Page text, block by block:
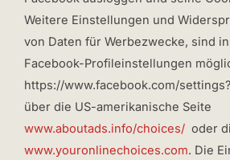
Weitere Einstellungen und
von Daten für Werbezwecke, sind
Facebook-Profileinstellungen
https://www.facebook.com/
über die US-amerikanische Seite
www.aboutads.info/choices/ oder
www.youronlinechoices.com. Die